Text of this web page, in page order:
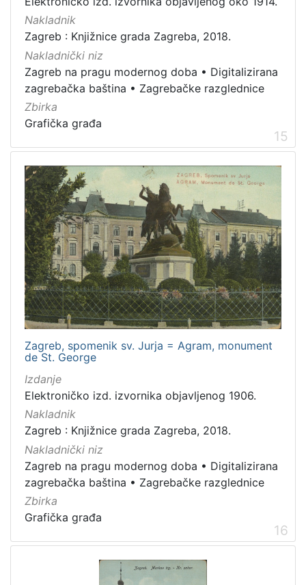
Nakladnik
Zagreb : Knjižnice grada Zagreba, 2018.
Nakladnički niz
Zagreb na pragu modernog doba • Digitalizirana
zagrebačka baština • Zagrebačke razglednice
Zbirka
Grafička građa
15
Zagreb, spomenik sv. Jurja = Agram, monument
de St. George
Izdanje
Elektroničko izd. izvornika objavljenog 1906.
Nakladnik
Zagreb : Knjižnice grada Zagreba, 2018.
Nakladnički niz
Zagreb na pragu modernog doba • Digitalizirana
zagrebačka baština • Zagrebačke razglednice
Zbirka
Grafička građa
16